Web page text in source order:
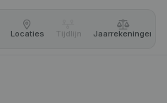
Locaties Tijdlijn Jaar­rekeningen